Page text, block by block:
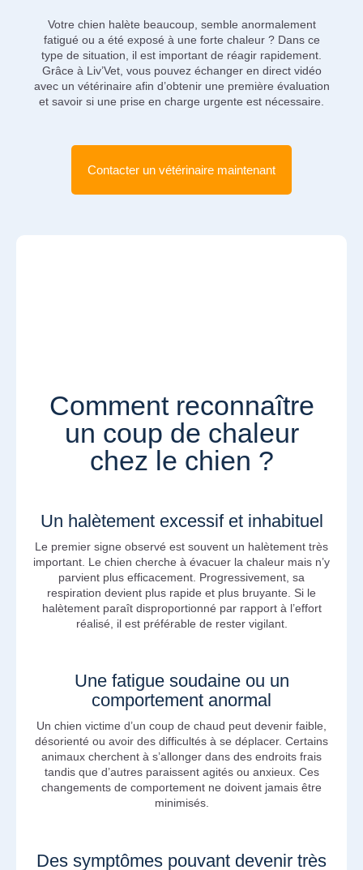
Votre chien halète beaucoup, semble anormalement
fatigué ou a été exposé à une forte chaleur ? Dans ce
type de situation, il est important de réagir rapidement.
Grâce à Liv’Vet, vous pouvez échanger en direct vidéo
avec un vétérinaire afin d’obtenir une première évaluation
et savoir si une prise en charge urgente est nécessaire.
Contacter un vétérinaire maintenant
Comment reconnaître
un coup de chaleur
chez le chien ?
Un halètement excessif et inhabituel
Le premier signe observé est souvent un halètement très
important. Le chien cherche à évacuer la chaleur mais n’y
parvient plus efficacement. Progressivement, sa
respiration devient plus rapide et plus bruyante. Si le
halètement paraît disproportionné par rapport à l’effort
réalisé, il est préférable de rester vigilant.
Une fatigue soudaine ou un
comportement anormal
Un chien victime d’un coup de chaud peut devenir faible,
désorienté ou avoir des difficultés à se déplacer. Certains
animaux cherchent à s’allonger dans des endroits frais
tandis que d’autres paraissent agités ou anxieux. Ces
changements de comportement ne doivent jamais être
minimisés.
Des symptômes pouvant devenir très